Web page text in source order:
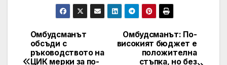
Post
navigation
Омбудсманът: По-
високият бюджет е
положителна
стъпка, но без
Омбудсманът
обсъди с
ръководството на
ЦИК мерки за по-